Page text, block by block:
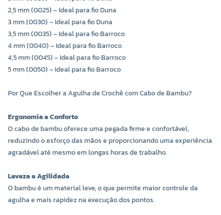
COR 0050
R$ 18,80 UNIDADE
2,5 mm (0025) – Ideal para fio Duna
3 mm (0030) – Ideal para fio Duna
3,5 mm (0035) – Ideal para fio Barroco
4 mm (0040) – Ideal para fio Barroco
4,5 mm (0045) – Ideal para fio Barroco
5 mm (0050) – Ideal para fio Barroco
Por Que Escolher a Agulha de Crochê com Cabo de Bambu?
Ergonomia e Conforto
O cabo de bambu oferece uma pegada firme e confortável,
reduzindo o esforço das mãos e proporcionando uma experiência
agradável até mesmo em longas horas de trabalho.
Leveza e Agilidade
O bambu é um material leve, o que permite maior controle da
agulha e mais rapidez na execução dos pontos.